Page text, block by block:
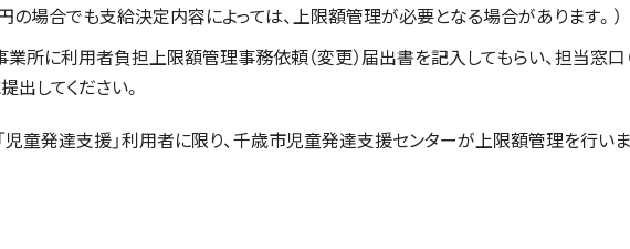
の場合でも支給決定内容によっては、上限額管理が必要となる場合があります。）
業所に利用者負担上限額管理事務依頼（変更）届出書を記入してもらい、担当窓口
出してください。
童発達支援」利用者に限り、千歳市児童発達支援センターが上限額管理を行いま